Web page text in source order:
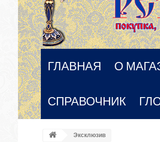
ГЛАВНАЯ О
СПРАВОЧНИК
Эксклюзив